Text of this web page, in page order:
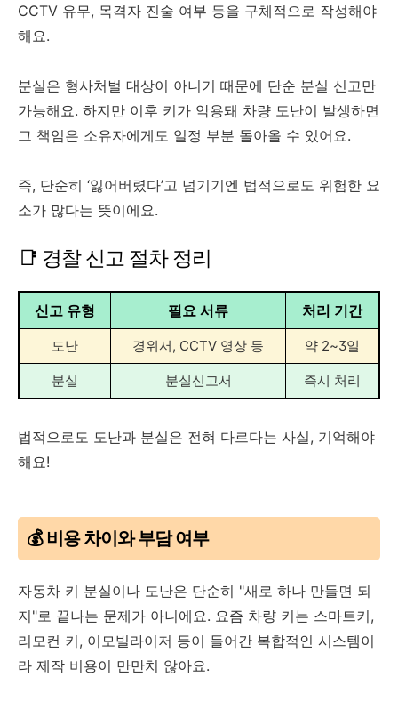
CCTV 유무, 목격자 진술 여부 등을 구체적으로 작성해야
해요.
분실은 형사처벌 대상이 아니기 때문에 단순 분실 신고만
가능해요. 하지만 이후 키가 악용돼 차량 도난이 발생하면
그 책임은 소유자에게도 일정 부분 돌아올 수 있어요.
즉, 단순히 ‘잃어버렸다’고 넘기기엔 법적으로도 위험한 요
소가 많다는 뜻이에요.
📑 경찰 신고 절차 정리
신고 유형 필요 서류 처리 기간
도난 경위서, CCTV 영상 등 약 2~3일
분실 분실신고서 즉시 처리
법적으로도 도난과 분실은 전혀 다르다는 사실, 기억해야
해요!
💰 비용 차이와 부담 여부
자동차 키 분실이나 도난은 단순히 "새로 하나 만들면 되
지"로 끝나는 문제가 아니에요. 요즘 차량 키는 스마트키,
리모컨 키, 이모빌라이저 등이 들어간 복합적인 시스템이
라 제작 비용이 만만치 않아요.